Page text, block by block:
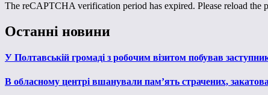
The reCAPTCHA verification period has expired. Please reload the
Останні новини
У Полтавській громаді з робочим візитом побував
В обласному центрі вшанували пам’ять страчених,